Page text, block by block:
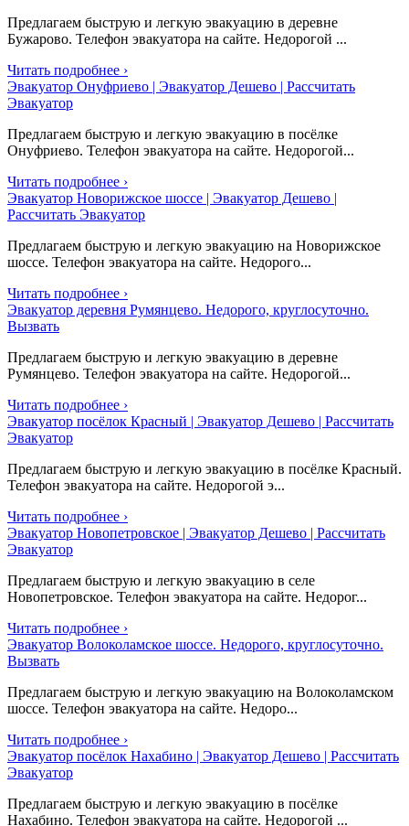
Предлагаем быструю и легкую эвакуацию в деревне
Бужарово. Телефон эвакуатора на сайте. Недорогой ...
Читать подробнее ›
Эвакуатор Онуфриево | Эвакуатор Дешево | Рассчитать
Эвакуатор
Предлагаем быструю и легкую эвакуацию в посёлке
Онуфриево. Телефон эвакуатора на сайте. Недорогой...
Читать подробнее ›
Эвакуатор Новорижское шоссе | Эвакуатор Дешево |
Рассчитать Эвакуатор
Предлагаем быструю и легкую эвакуацию на Новорижское
шоссе. Телефон эвакуатора на сайте. Недорого...
Читать подробнее ›
Эвакуатор деревня Румянцево. Недорого, круглосуточно.
Вызвать
Предлагаем быструю и легкую эвакуацию в деревне
Румянцево. Телефон эвакуатора на сайте. Недорогой...
Читать подробнее ›
Эвакуатор посёлок Красный | Эвакуатор Дешево | Рассчитать
Эвакуатор
Предлагаем быструю и легкую эвакуацию в посёлке Красный.
Телефон эвакуатора на сайте. Недорогой э...
Читать подробнее ›
Эвакуатор Новопетровское | Эвакуатор Дешево | Рассчитать
Эвакуатор
Предлагаем быструю и легкую эвакуацию в селе
Новопетровское. Телефон эвакуатора на сайте. Недорог...
Читать подробнее ›
Эвакуатор Волоколамское шоссе. Недорого, круглосуточно.
Вызвать
Предлагаем быструю и легкую эвакуацию на Волоколамском
шоссе. Телефон эвакуатора на сайте. Недоро...
Читать подробнее ›
Эвакуатор посёлок Нахабино | Эвакуатор Дешево | Рассчитать
Эвакуатор
Предлагаем быструю и легкую эвакуацию в посёлке
Нахабино. Телефон эвакуатора на сайте. Недорогой ...